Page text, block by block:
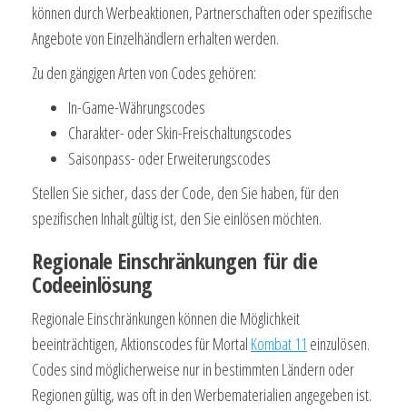
können durch Werbeaktionen, Partnerschaften oder spezifische
Angebote von Einzelhändlern erhalten werden.
Zu den gängigen Arten von Codes gehören:
In-Game-Währungscodes
Charakter- oder Skin-Freischaltungscodes
Saisonpass- oder Erweiterungscodes
Stellen Sie sicher, dass der Code, den Sie haben, für den
spezifischen Inhalt gültig ist, den Sie einlösen möchten.
Regionale Einschränkungen für die
Codeeinlösung
Regionale Einschränkungen können die Möglichkeit
beeinträchtigen, Aktionscodes für Mortal Kombat 11 einzulösen.
Codes sind möglicherweise nur in bestimmten Ländern oder
Regionen gültig, was oft in den Werbematerialien angegeben ist.